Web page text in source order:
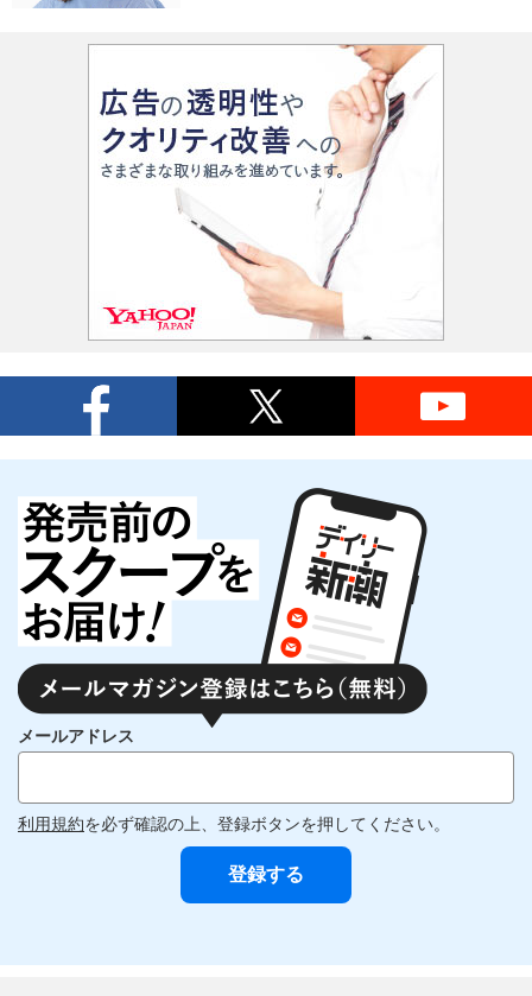
メールアドレス
利用規約を必ず確認の上、登録ボタンを押してください。